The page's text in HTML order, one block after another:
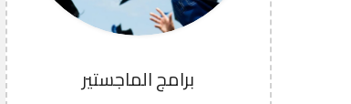
برامج الماجستير